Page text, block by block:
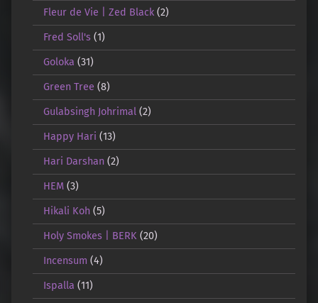
Fleur de Vie | Zed Black(2)
Fred Soll's(1)
Goloka (31)
Green Tree (8)
Gulabsingh Johrimal(2)
Happy Hari (13)
Hari Darshan(2)
HEM(3)
Hikali Koh(5)
Holy Smokes | BERK(20)
Incensum (4)
Ispalla (11)